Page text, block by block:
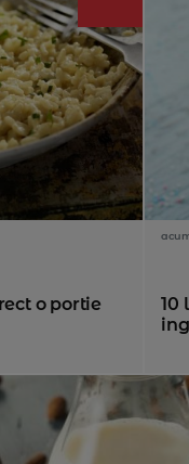
o portie
10